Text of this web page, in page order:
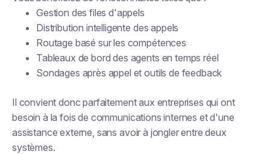
Gestion des files d'appels
Distribution intelligente des appels
Routage basé sur les compétences
Tableaux de bord des agents en temps réel
Sondages après appel et outils de feedback
Il convient donc parfaitement aux entreprises qui ont
besoin à la fois de communications internes et d'une
assistance externe, sans avoir à jongler entre deux
systèmes.